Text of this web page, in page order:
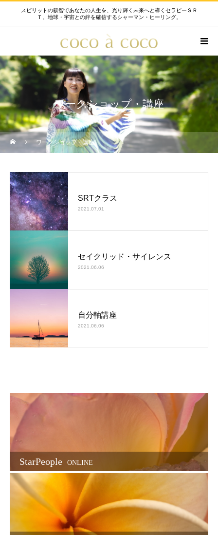
スピリットの叡智であなたの人生を、光り輝く未来へと導くセラピーＳＲ
Ｔ。地球・宇宙との絆を確信するシャーマン・ヒーリング。
ワークショップ・講座
ワークショップ・講座
SRTクラス
2021.07.01
セイクリッド・サイレンス
2021.06.06
自分軸講座
2021.06.06
StarPeople ONLINE